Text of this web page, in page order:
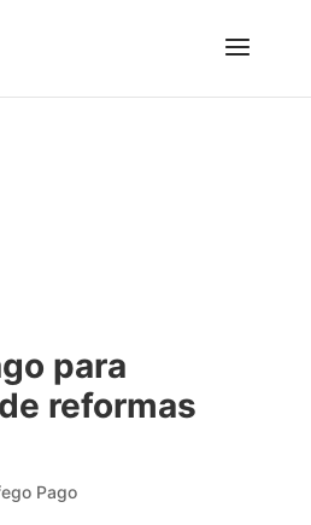
para
reformas
Pago